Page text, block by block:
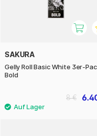
SAKURA
Gelly Roll Basic White 3er-
Bold
8 €